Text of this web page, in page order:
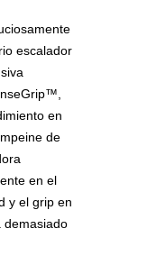
escalador
en
de
en el
y el grip en
demasiado